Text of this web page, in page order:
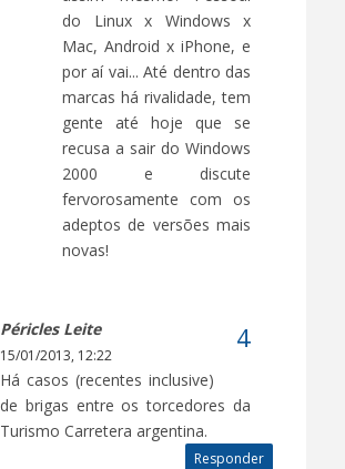
do Linux x Windows x
Mac, Android x iPhone, e
por aí vai... Até dentro das
marcas há rivalidade, tem
gente até hoje que se
recusa a sair do Windows
2000 e discute
fervorosamente com os
adeptos de versões mais
novas!
Péricles Leite
15/01/2013, 12:22
Há casos (recentes inclusive)
de brigas entre os torcedores da
Turismo Carretera argentina.
Responder